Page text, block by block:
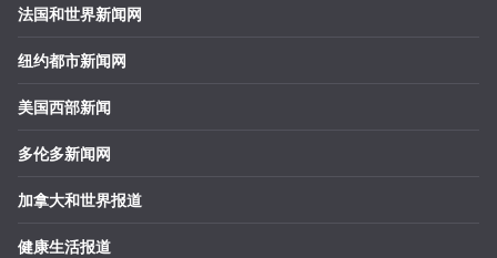
法国和世界新闻网
纽约都市新闻网
美国西部新闻
多伦多新闻网
加拿大和世界报道
健康生活报道